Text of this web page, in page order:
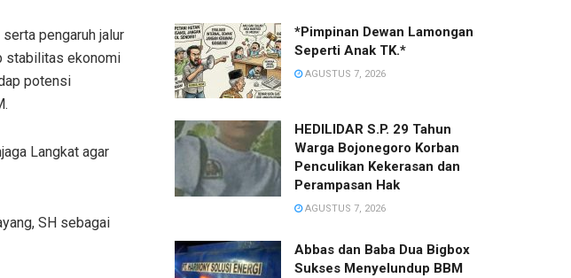
pengaruh jalur
stabilitas ekonomi
potensi
Langkat agar
SH sebagai
*Pimpinan Dewan Lamongan
Seperti Anak TK.*
AGUSTUS 7, 2026
HEDILIDAR S.P. 29 Tahun
Warga Bojonegoro Korban
Penculikan Kekerasan dan
Perampasan Hak
AGUSTUS 7, 2026
Abbas dan Baba Dua Bigbox
Sukses Menyelundup BBM